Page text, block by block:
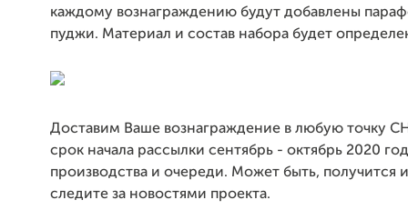
каждому вознаграждению будут добавлены
пуджи. Материал и состав набора будет
Доставим Ваше вознаграждение в любую точку
срок начала рассылки сентябрь - октябрь 2020
производства и очереди. Может быть, получится
следите за новостями проекта.